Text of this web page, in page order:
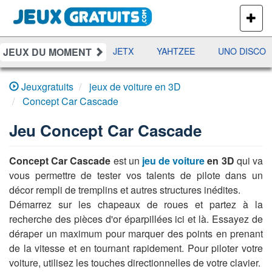
PLUS
DE
JEUX
JEUX DU MOMENT
DAMES RAMI JETX YAHTZEE UNO DISCO
Jeuxgratuits
jeux de voiture en 3D
Concept Car Cascade
Jeu Concept Car Cascade
Concept Car Cascade est un jeu de voitureen 3D qui va
vous permettre de tester vos talents de pilote dans un
décor rempli de tremplins et autres structures inédites.
Démarrez sur les chapeaux de roues et partez à la
recherche des pièces d'or éparpillées ici et là. Essayez de
déraper un maximum pour marquer des points en prenant
de la vitesse et en tournant rapidement. Pour piloter votre
voiture, utilisez les touches directionnelles de votre clavier.